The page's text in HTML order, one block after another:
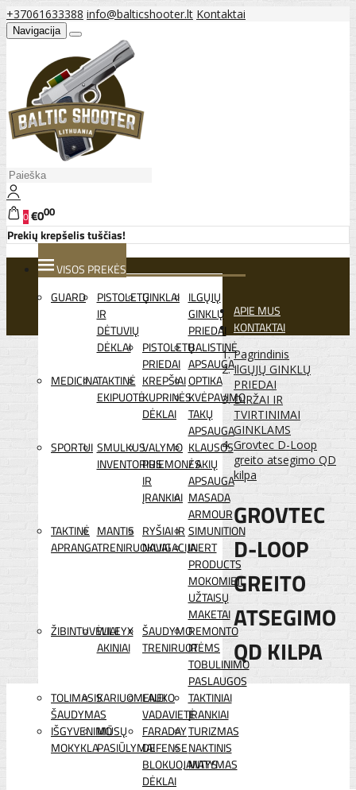
+37061633388 info@balticshooter.lt Kontaktai
Navigacija
0€000
Prekių krepšelis tuščias!
VISOS PREKĖS
GUARD
PISTOLETŲ
IR
DĖTUVIŲ
DĖKLAI
GINKLAI ILGŲJŲ
GINKLŲ
PRIEDAI
PISTOLETŲ
PRIEDAI
BALISTINĖ
APSAUGA
MEDICINATAKTINĖ
EKIPUOTĖ
KREPŠIAI
KUPRINĖS
DĖKLAI
OPTIKA
KVĖPAVIMO
TAKŲ
APSAUGA
SPORTUI SMULKUS
INVENTORIUS
VALYMO
PRIEMONĖS
IR
ĮRANKIAI
KLAUSOS
/ AKIŲ
APSAUGA
MASADA
ARMOUR
TAKTINĖ
APRANGA
MANTIS
TRENIRUOKLIAI
RYŠIAI IR
NAVIGACIJA
SIMUNITION
INERT
PRODUCTS
MOKOMIEJI
UŽTAISŲ
MAKETAI
ŽIBINTUVĖLIAI
WILEYX
AKINIAI
ŠAUDYMO
TRENIRUOTĖMS
REMONTO
IR
TOBULINIMO
PASLAUGOS
TOLIMASIS
ŠAUDYMAS
KARIUOMENEI
LAUKO
VADAVIETĖ
TAKTINIAI
ĮRANKIAI
IŠGYVENIMO
MOKYKLA
MŪSŲ
PASIŪLYMAI
FARADAY
DEFENSE
BLOKUOJANTYS
DĖKLAI
TURIZMAS
NAKTINIS
MATYMAS
APIE MUS
KONTAKTAI
Pagrindinis
IlGŲJŲ GINKLŲ
PRIEDAI
DIRŽAI IR
TVIRTINIMAI
GINKLAMS
Grovtec D-Loop
greito atsegimo QD
kilpa
GROVTEC
D-LOOP
GREITO
ATSEGIMO
QD KILPA